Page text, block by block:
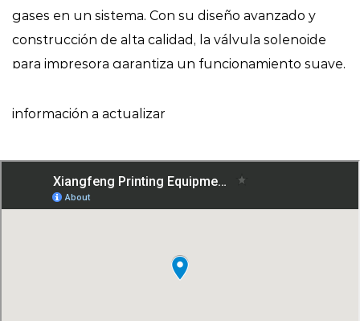
gases en un sistema. Con su diseño avanzado y
construcción de alta calidad, la válvula solenoide
para impresora garantiza un funcionamiento suave,
profesionales de diversas industrias.
Control de alta precisión
La válvula solenoide de impresora ofrece una
precisión inigualable en el control del flujo de
aplicaciones donde incluso la desviación puede
provocar problemas importantes. Ya sea en un
información a actualizar